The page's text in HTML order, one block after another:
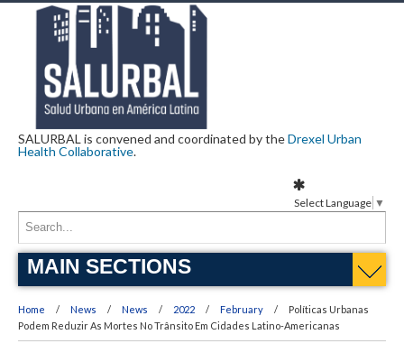
SALURBAL is convened and coordinated by theDrexel Urban
Health Collaborative.
MAIN SECTIONS
Home News News 2022 February
Políticas Urbanas
Podem Reduzir As Mortes No Trânsito Em Cidades Latino-Americanas
Select Language ▼